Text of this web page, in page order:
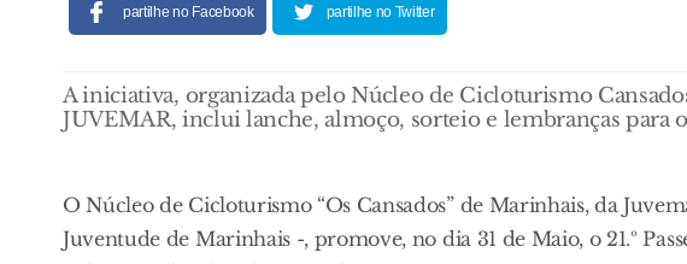
partilhe no Facebook partilhe no Twitter
A iniciativa, organizada pelo Núcleo de Cicloturismo
JUVEMAR, inclui lanche, almoço, sorteio e lembranças para
O Núcleo de Cicloturismo “Os Cansados” de Marinhais, da
Juventude de Marinhais -, promove, no dia 31 de Maio, o 21.º